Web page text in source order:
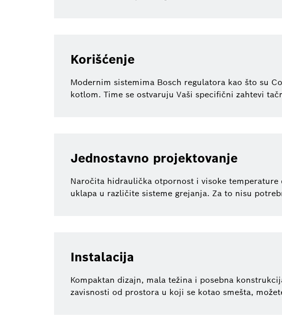
Korišćenje
Modernim sistemima Bosch regulatora kao što su
kotlom. Time se ostvaruju Vaši specifični zahtevi
Jednostavno projektovanje
Naročita hidraulička otpornost i visoke temperature
uklapa u različite sisteme grejanja. Za to nisu
Instalacija
Kompaktan dizajn, mala težina i posebna
zavisnosti od prostora u koji se kotao smešta,